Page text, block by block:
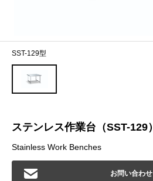
SST-129型
ステンレス作業台（SST-129）
Stainless Work Benches
お問い合わせ